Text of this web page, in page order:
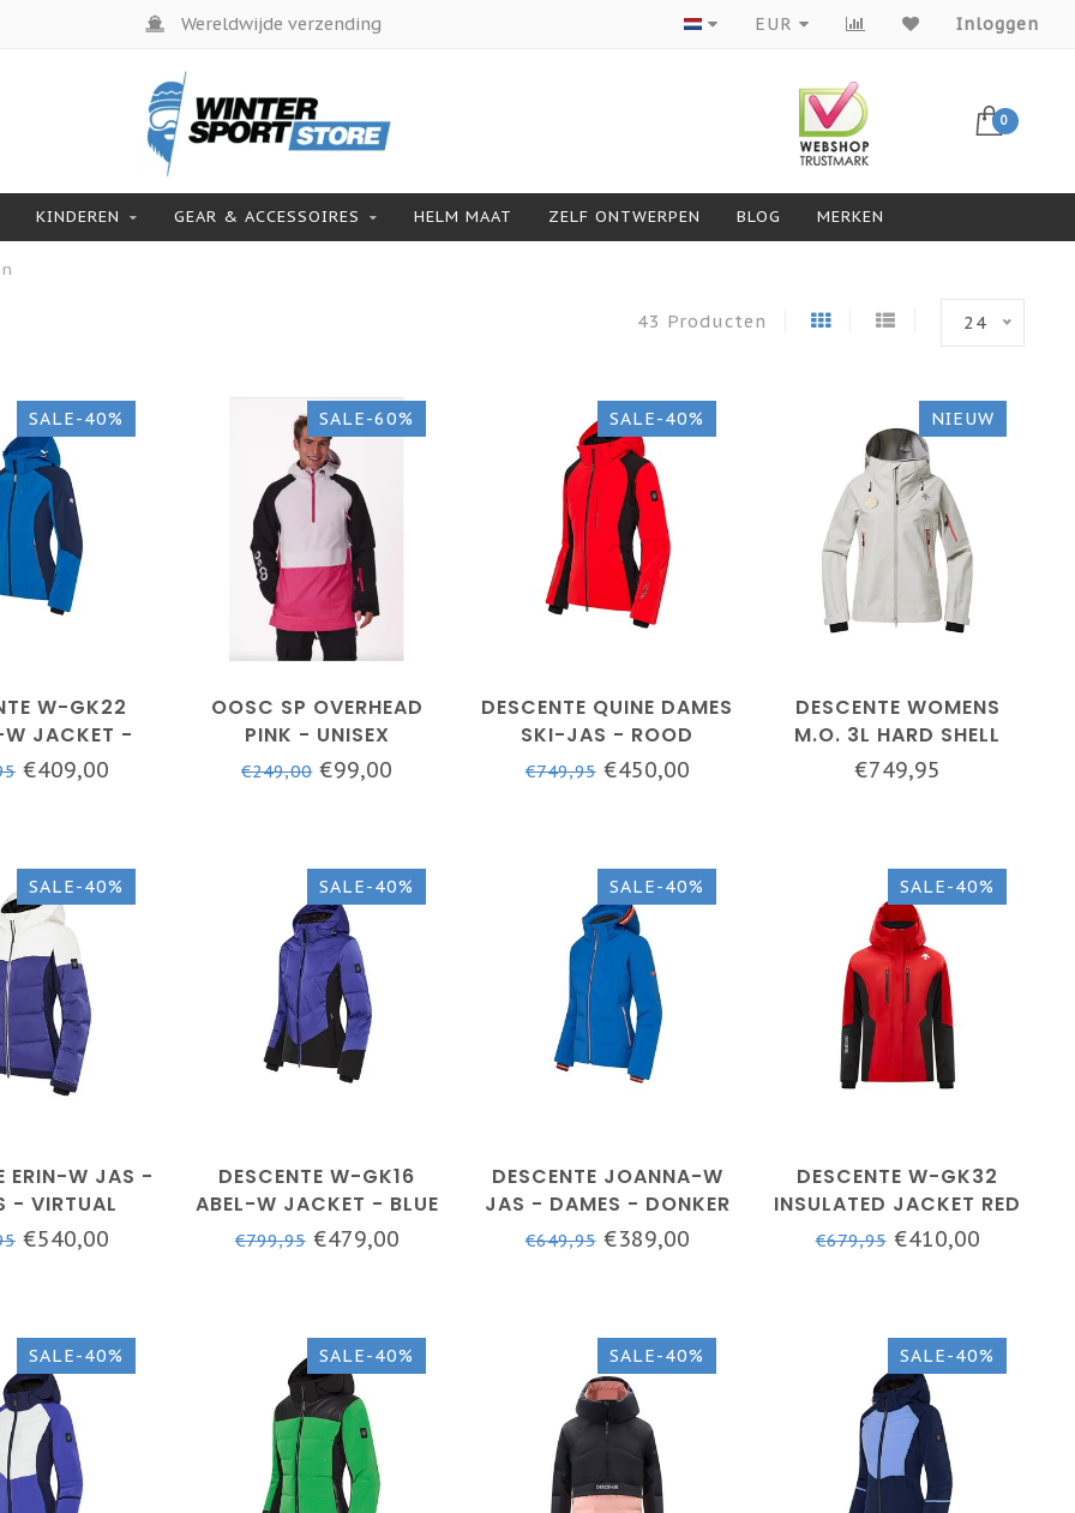
Wereldwijde verzending Producten van topmerken
EUR Inloggen
0
KINDEREN GEAR & ACCESSOIRES HELM MAAT ZELF ONTWERPEN BLOG MERKEN
43 Producten 24
SALE-40%
W-GK22
W JACKET -
BLUE
€409,00
SALE-60%
OOSC SP OVERHEAD
PINK - UNISEX
€249,00€99,00
SALE-40%
DESCENTE QUINE DAMES
SKI-JAS - ROOD
€749,95€450,00
NIEUW
DESCENTE WOMENS
M.O. 3L HARD SHELL
JACKET
€749,95
SALE-40%
ERIN-W JAS -
- VIRTUAL
SKIJACKET
€540,00
SALE-40%
DESCENTE W-GK16
ABEL-W JACKET - BLUE
€799,95€479,00
SALE-40%
DESCENTE JOANNA-W
JAS - DAMES - DONKER
BLAUW
€649,95€389,00
SALE-40%
DESCENTE W-GK32
INSULATED JACKET RED
- DAMES
€679,95€410,00
SALE-40% SALE-40% SALE-40% SALE-40%